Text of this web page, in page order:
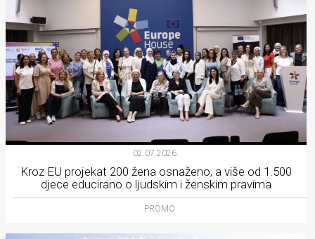
02.07.2026.
Kroz EU projekat 200 žena osnaženo, a više od 1.500
djece educirano o ljudskim i ženskim pravima
PROMO